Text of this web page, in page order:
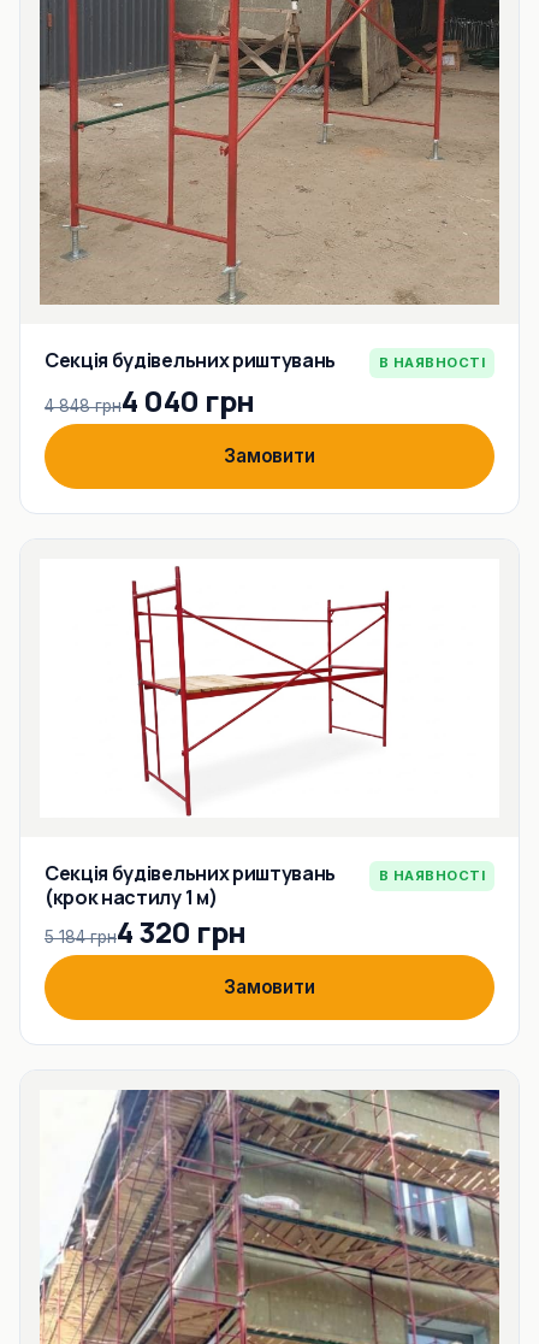
Секція будівельних риштувань В НАЯВНОСТІ
4 848 грн4 040 грн
Замовити
Секція будівельних риштувань
(крок настилу 1 м)
В НАЯВНОСТІ
5 184 грн4 320 грн
Замовити